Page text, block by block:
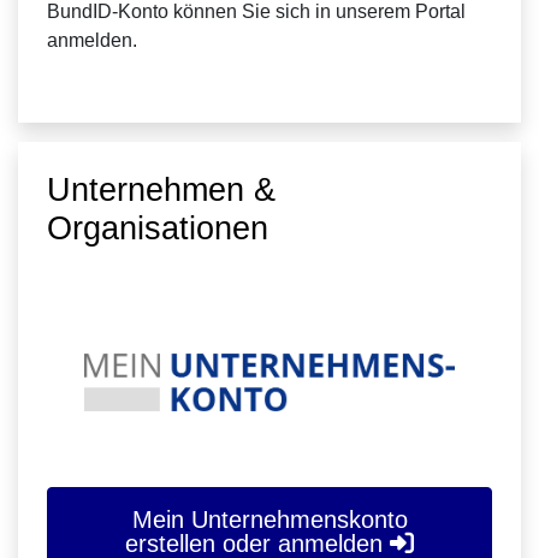
BundID-Konto können Sie sich in unserem Portal
anmelden.
Unternehmen &
Organisationen
Mein Unternehmenskonto
erstellen oder anmelden